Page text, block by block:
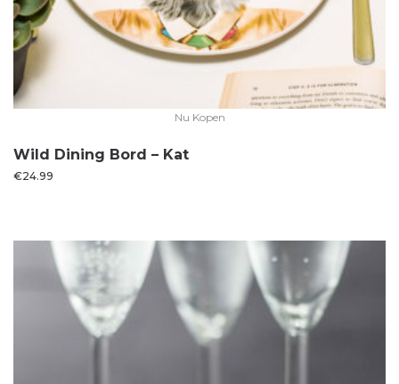
Nu Kopen
Wild Dining Bord – Kat
€24.99